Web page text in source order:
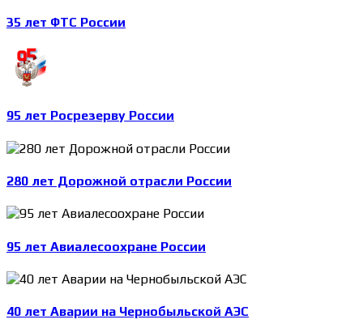
35 лет ФТС России
95 лет Росрезерву России
280 лет Дорожной отрасли России
95 лет Авиалесоохране России
40 лет Аварии на Чернобыльской АЭС